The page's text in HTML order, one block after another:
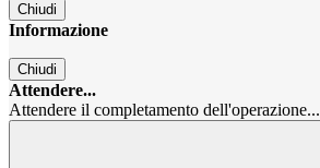
Chiudi
Informazione
Chiudi
Attendere...
Attendere il completamento dell'operazione...